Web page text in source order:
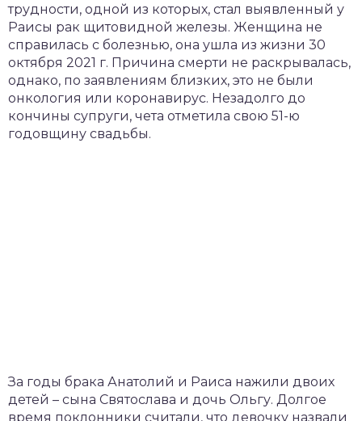
трудности, одной из которых, стал выявленный у
Раисы рак щитовидной железы. Женщина не
справилась с болезнью, она ушла из жизни 30
октября 2021 г. Причина смерти не раскрывалась,
однако, по заявлениям близких, это не были
онкология или коронавирус. Незадолго до
кончины супруги, чета отметила свою 51-ю
годовщину свадьбы.
За годы брака Анатолий и Раиса нажили двоих
детей – сына Святослава и дочь Ольгу. Долгое
время поклонники считали, что девочку назвали